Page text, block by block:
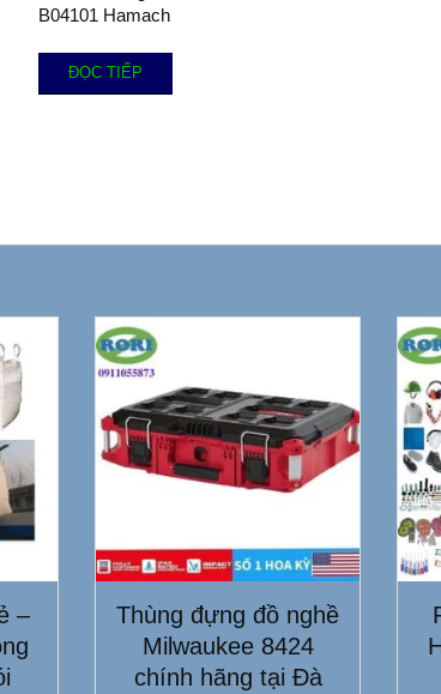
B04101 Hamach
ĐỌC TIẾP
–
Thùng đựng đồ nghề
Milwaukee 8424
chính hãng tại Đà